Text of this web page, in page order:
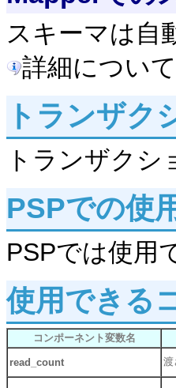
スキーマは自
詳細につい
トランザク
トランザク
PSPでの使
PSPでは使用
使用できる
コンポーネント変数名
read_count 渡